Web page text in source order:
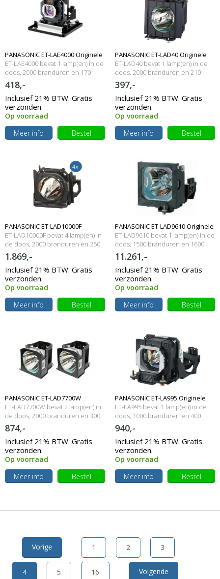
PANASONIC ET-LAE4000 Originele
lampmodule
ET-LAE4000 bevat 1 lamp(en) in de
doos, 2000 branduren en 170
Watt
418,-
Inclusief 21% BTW. Gratis
verzonden.
Op voorraad
Meer info
Bestel
PANASONIC ET-LAD40 Originele
lampmodule
ET-LAD40 bevat 1 lamp(en) in de
doos, 2000 branduren en 210
Watt
397,-
Inclusief 21% BTW. Gratis
verzonden.
Op voorraad
Meer info
Bestel
PANASONIC ET-LAD10000F
Originele lampmodule
ET-LAD10000F bevat 4 lamp(en) in
de doos, 2000 branduren en 250
Watt
1.869,-
Inclusief 21% BTW. Gratis
verzonden.
Op voorraad
Meer info
Bestel
PANASONIC ET-LAD9610 Originele
lampmodule
ET-LAD9610 bevat 1 lamp(en) in de
doos, 1500 branduren en 1600
Watt
11.261,-
Inclusief 21% BTW. Gratis
verzonden.
Op voorraad
Meer info
Bestel
PANASONIC ET-LAD7700W
Originele lampmodule
ET-LAD7700W bevat 2 lamp(en) in
de doos, 2000 branduren en 300
Watt
874,-
Inclusief 21% BTW. Gratis
verzonden.
Op voorraad
Meer info
Bestel
PANASONIC ET-LA995 Originele
lampmodule
ET-LA995 bevat 1 lamp(en) in de
doos, 1000 branduren en 400
Watt
940,-
Inclusief 21% BTW. Gratis
verzonden.
Op voorraad
Meer info
Bestel
Vorige 1 2 3
4 5 16 Volgende